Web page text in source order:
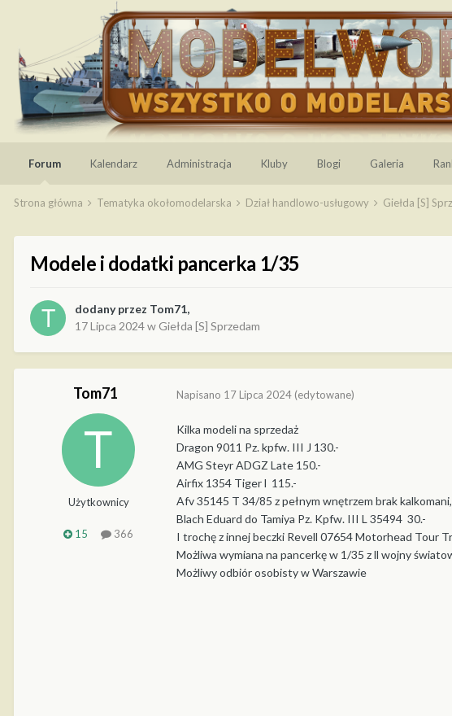
Forum Kalendarz Administracja Kluby Blogi Galeria
Strona główna Tematyka okołomodelarska Dział handlowo-usługowy Giełda [S]
Modele i dodatki pancerka 1/35
dodany przez Tom71,
17 Lipca 2024w Giełda [S] Sprzedam
Tom71
Użytkownicy
15 366
Napisano 17 Lipca 2024 (edytowane)
Kilka modeli na sprzedaż
Dragon 9011 Pz. kpfw. III J 130.-
AMG Steyr ADGZ Late 150.-
Airfix 1354 Tiger l 115.-
Afv 35145 T 34/85 z pełnym wnętrzem brak
Blach Eduard do Tamiya Pz. Kpfw. III L 35494 30.-
I trochę z innej beczki Revell 07654 Motorhead Tour
Możliwa wymiana na pancerkę w 1/35 z ll wojny
Możliwy odbiór osobisty w Warszawie